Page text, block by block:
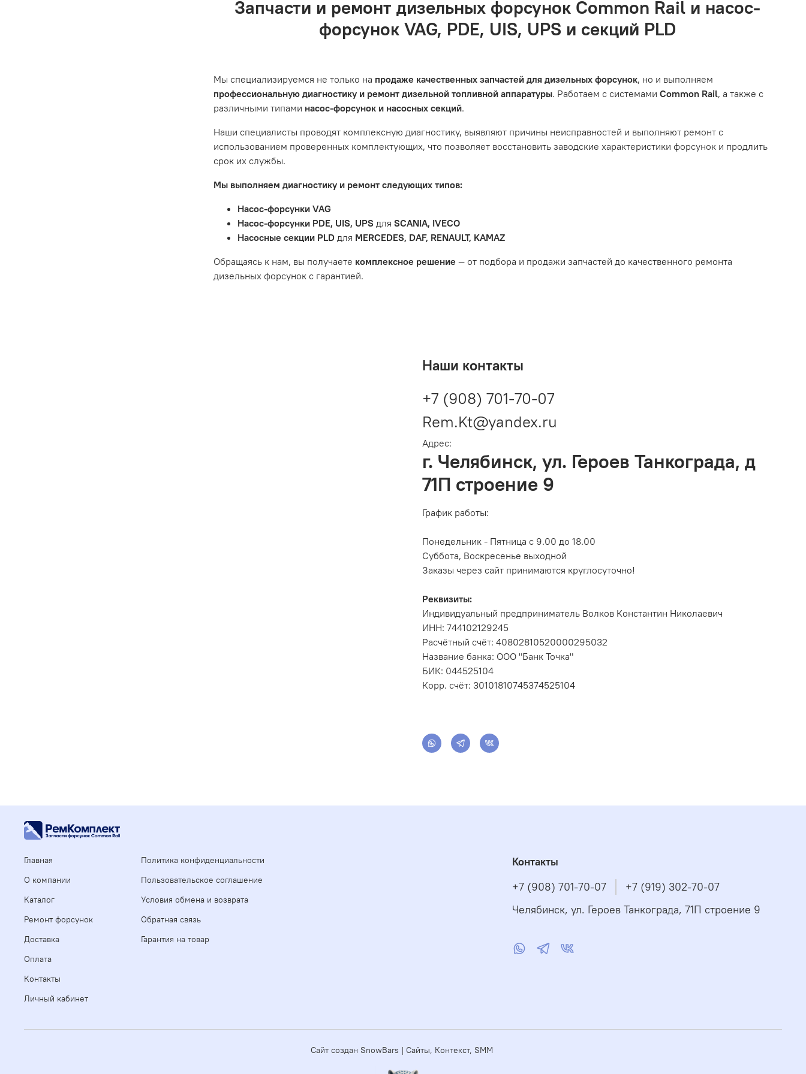
Проверьте правильность ввода информации: позиции заказа, выбор местоположения, данные о покупателе. Нажмите
кнопку «Подтвердить заказ»
- Самовывоз по адресу: Челябинск, ул. Героев Танкограда, 71П
Наш сервисный центр не несет ответственности за неисправности, вызванные нарушением правил обслуживания или
эксплуатации автомобиля. Если у вас возникнут проблемы с отремонтированной системой, мы обязательно разберемся в
Гарантия не распространяется на следующие случаи:
Истек гарантийный срок.
Товар является расходным материалом, который подвержен естественному износу. Это включает тормозные колодки,
диски сцепления, свечи зажигания и т.д.
Неисправности вызваны ДТП, неправильной установкой или чрезмерным износом.
Запчасти и ремонт дизельных форсунок Common Rail и насос-
форсунок VAG, PDE, UIS, UPS и секций PLD
Мы специализируемся не только на продаже качественных запчастей для дизельных форсунок, но и выполняем
профессиональную диагностику и ремонт дизельной топливной аппаратуры. Работаем с системами Common Rail, а также с
различными типами насос-форсунок и насосных секций.
Наши специалисты проводят комплексную диагностику, выявляют причины неисправностей и выполняют ремонт с
использованием проверенных комплектующих, что позволяет восстановить заводские характеристики форсунок и продлить
срок их службы.
Мы выполняем диагностику и ремонт следующих типов:
Насос-форсунки VAG
Насос-форсунки PDE, UIS, UPS для SCANIA, IVECO
Насосные секции PLDдля MERCEDES, DAF, RENAULT, KAMAZ
Обращаясь к нам, вы получаете комплексное решение — от подбора и продажи запчастей до качественного ремонта
дизельных форсунок с гарантией.
Наши контакты
+7 (908) 701-70-07
Rem.Kt@yandex.ru
Адрес:
г. Челябинск, ул. Героев Танкограда, д
71П строение 9
График работы:
Понедельник - Пятница с 9.00 до 18.00
Суббота, Воскресенье выходной
Заказы через сайт принимаются круглосуточно!
Реквизиты:
Индивидуальный предприниматель Волков Константин Николаевич
ИНН: 744102129245
Расчётный счёт: 40802810520000295032
Название банка: ООО "Банк Точка"
БИК: 044525104
Корр. счёт: 30101810745374525104
Главная
О компании
Каталог
Ремонт форсунок
Доставка
Оплата
Контакты
Личный кабинет
Политика конфиденциальности
Пользовательское соглашение
Условия обмена и возврата
Обратная связь
Гарантия на товар
Контакты
+7 (908) 701-70-07
+7 (919) 302-70-07
Челябинск, ул. Героев Танкограда, 71П строение 9
Сайт создан SnowBars | Сайты, Контекст, SMM